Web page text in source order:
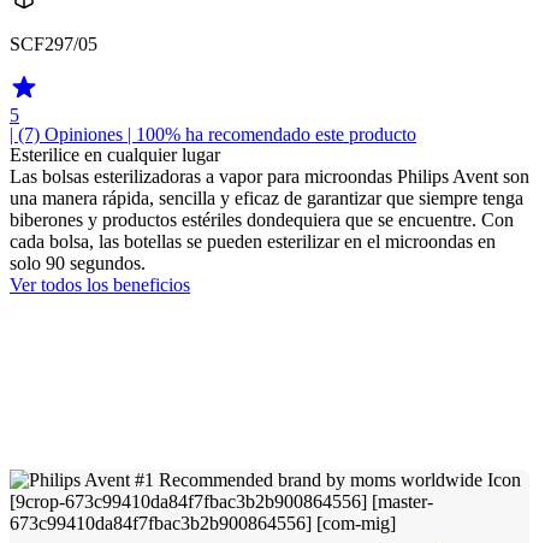
SCF297/05
5
| (7) Opiniones | 100% ha recomendado este producto
Esterilice en cualquier lugar
Las bolsas esterilizadoras a vapor para microondas Philips Avent son
una manera rápida, sencilla y eficaz de garantizar que siempre tenga
biberones y productos estériles dondequiera que se encuentre. Con
cada bolsa, las botellas se pueden esterilizar en el microondas en
solo 90 segundos.
Ver todos los beneficios